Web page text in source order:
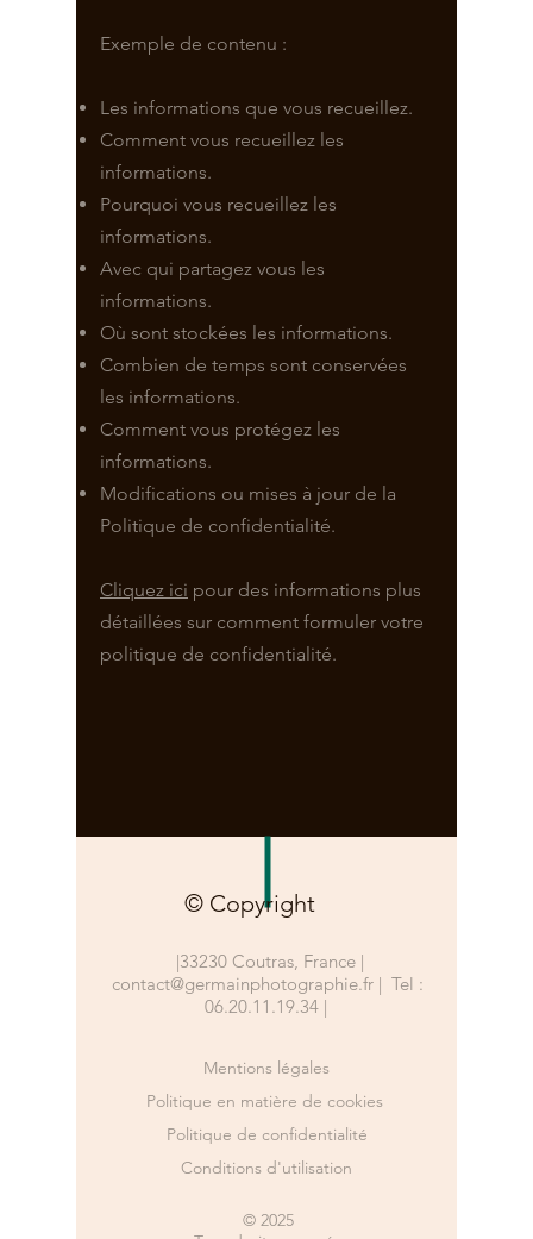
Exemple de contenu :
Les informations que vous recueillez.
Comment vous recueillez les
informations.
Pourquoi vous recueillez les
informations.
Avec qui partagez vous les
informations.
Où sont stockées les informations.
Combien de temps sont conservées
les informations.
Comment vous protégez les
informations.
Modifications ou mises à jour de la
Politique de confidentialité.
Cliquez ici pour des informations plus
détaillées sur comment formuler votre
politique de confidentialité.
© Copyright
|33230 Coutras, France |
contact@germainphotographie.fr | Tel :
06.20.11.19.34|
Mentions légales
Politique en matière de cookies
Politique de confidentialité
Conditions d'utilisation
© 2025